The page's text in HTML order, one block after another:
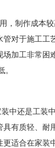
制作成本较
对于施工工
场加工非常困
。
中还是工装
具有质轻、耐
更适合在家装